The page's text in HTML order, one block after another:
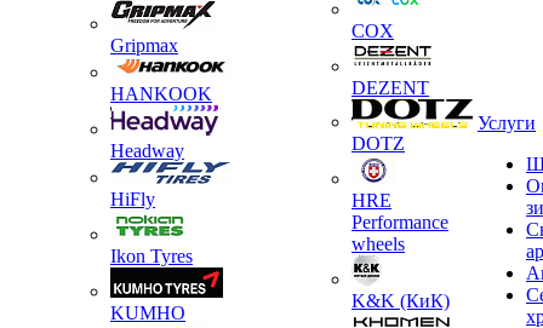
Gripmax
HANKOOK
Headway
HiFly
Ikon Tyres
KUMHO
COX
DEZENT
DOTZ
HRE
Performance
wheels
K&K (КиК)
Услуги